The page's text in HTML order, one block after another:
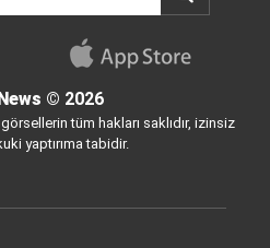
© 2026
tüm hakları saklıdır, izinsiz
yaptırıma tabidir.